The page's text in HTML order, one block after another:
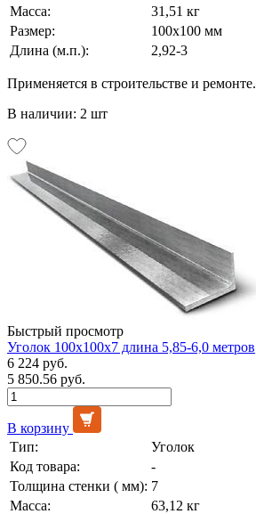
Масса:
31,51 кг
Размер:
100х100 мм
Длина (м.п.):
2,92-3
Применяется в строительстве и ремонте.
В наличии: 2 шт
Быстрый просмотр
Уголок 100х100х7 длина 5,85-6,0 метров
6 224 руб.
5 850.56 руб.
В корзину
Тип:
Уголок
Код товара:
-
Толщина стенки ( мм): 7
Масса:
63,12 кг